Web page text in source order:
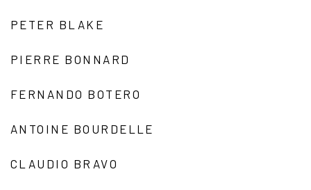
PETER BLAKE
PIERRE BONNARD
FERNANDO BOTERO
ANTOINE BOURDELLE
CLAUDIO BRAVO